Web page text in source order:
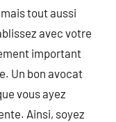
tout aussi
avec votre
important
Un bon avocat
vous ayez
Ainsi, soyez